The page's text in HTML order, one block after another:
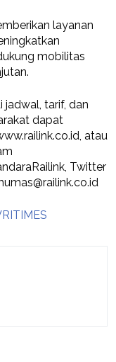
layanan
mobilitas
jadwal, tarif, dan
dapat
atau
Twitter